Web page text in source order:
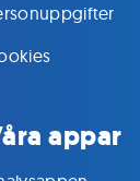
appar